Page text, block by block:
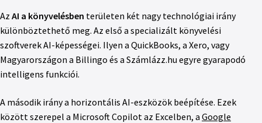
Az AI a könyvelésben területen két nagy technológiai irány
különböztethető meg. Az első a specializált könyvelési
szoftverek AI-képességei. Ilyen a QuickBooks, a Xero, vagy
Magyarországon a Billingo és a Számlázz.hu egyre gyarapodó
intelligens funkciói.
A második irány a horizontális AI-eszközök beépítése. Ezek
között szerepel a Microsoft Copilot az Excelben, a Google